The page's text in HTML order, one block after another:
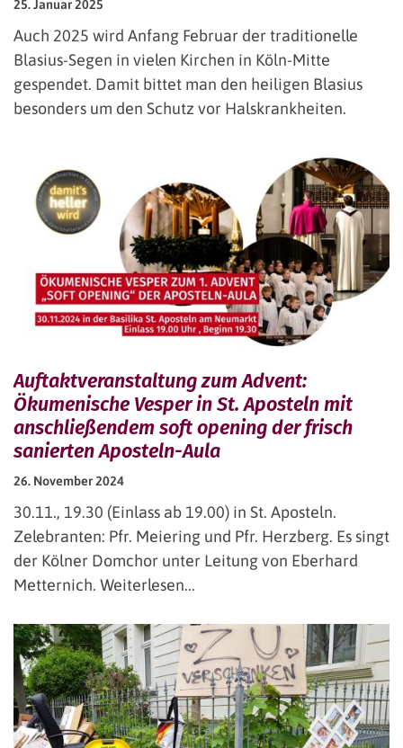
25. Januar 2025
Auch 2025 wird Anfang Februar der traditionelle
Blasius-Segen in vielen Kirchen in Köln-Mitte
gespendet. Damit bittet man den heiligen Blasius
besonders um den Schutz vor Halskrankheiten.
Auftaktveranstaltung zum Advent:
Ökumenische Vesper in St. Aposteln mit
anschließendem soft opening der frisch
sanierten Aposteln-Aula
26. November 2024
30.11., 19.30 (Einlass ab 19.00) in St. Aposteln.
Zelebranten: Pfr. Meiering und Pfr. Herzberg. Es singt
der Kölner Domchor unter Leitung von Eberhard
Metternich. Weiterlesen...